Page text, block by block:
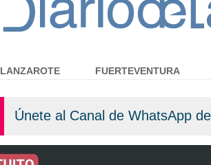
Únete al Canal de WhatsApp
LANZAROTE FUERTEVENTURA